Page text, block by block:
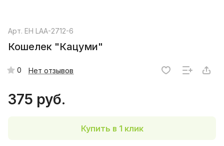
Арт. EH LAA-2712-6
Кошелек "Кацуми"
0 Нет отзывов
375 руб.
Купить в 1 клик